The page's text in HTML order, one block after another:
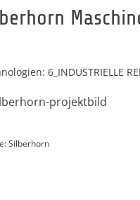
6_INDUSTRIELLE
Silberhorn